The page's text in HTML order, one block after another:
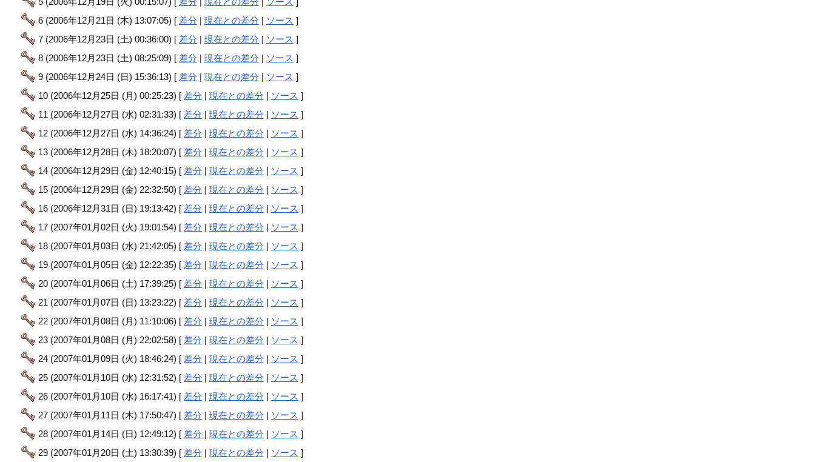
6 (2006年12月21日 (木) 13:07:05) [ 差分 |現在との差分 | ソース ]
7 (2006年12月23日 (土) 00:36:00) [ 差分 |現在との差分 | ソース ]
8 (2006年12月23日 (土) 08:25:09) [ 差分 |現在との差分 | ソース ]
9 (2006年12月24日 (日) 15:36:13) [ 差分 |現在との差分 | ソース ]
10 (2006年12月25日 (月) 00:25:23) [ 差分 |現在との差分 | ソース ]
11 (2006年12月27日 (水) 02:31:33) [ 差分 |現在との差分 | ソース ]
12 (2006年12月27日 (水) 14:36:24) [ 差分 |現在との差分 | ソース ]
13 (2006年12月28日 (木) 18:20:07) [ 差分 |現在との差分 | ソース ]
14 (2006年12月29日 (金) 12:40:15) [ 差分 |現在との差分 | ソース ]
15 (2006年12月29日 (金) 22:32:50) [ 差分 |現在との差分 | ソース ]
16 (2006年12月31日 (日) 19:13:42) [ 差分 |現在との差分 | ソース ]
17 (2007年01月02日 (火) 19:01:54) [ 差分 |現在との差分 | ソース ]
18 (2007年01月03日 (水) 21:42:05) [ 差分 |現在との差分 | ソース ]
19 (2007年01月05日 (金) 12:22:35) [ 差分 |現在との差分 | ソース ]
20 (2007年01月06日 (土) 17:39:25) [ 差分 |現在との差分 | ソース ]
21 (2007年01月07日 (日) 13:23:22) [ 差分 |現在との差分 | ソース ]
22 (2007年01月08日 (月) 11:10:06) [ 差分 |現在との差分 | ソース ]
23 (2007年01月08日 (月) 22:02:58) [ 差分 |現在との差分 | ソース ]
24 (2007年01月09日 (火) 18:46:24) [ 差分 |現在との差分 | ソース ]
25 (2007年01月10日 (水) 12:31:52) [ 差分 |現在との差分 | ソース ]
26 (2007年01月10日 (水) 16:17:41) [ 差分 |現在との差分 | ソース ]
27 (2007年01月11日 (木) 17:50:47) [ 差分 |現在との差分 | ソース ]
28 (2007年01月14日 (日) 12:49:12) [ 差分 |現在との差分 | ソース ]
29 (2007年01月20日 (土) 13:30:39) [ 差分 |現在との差分 | ソース ]